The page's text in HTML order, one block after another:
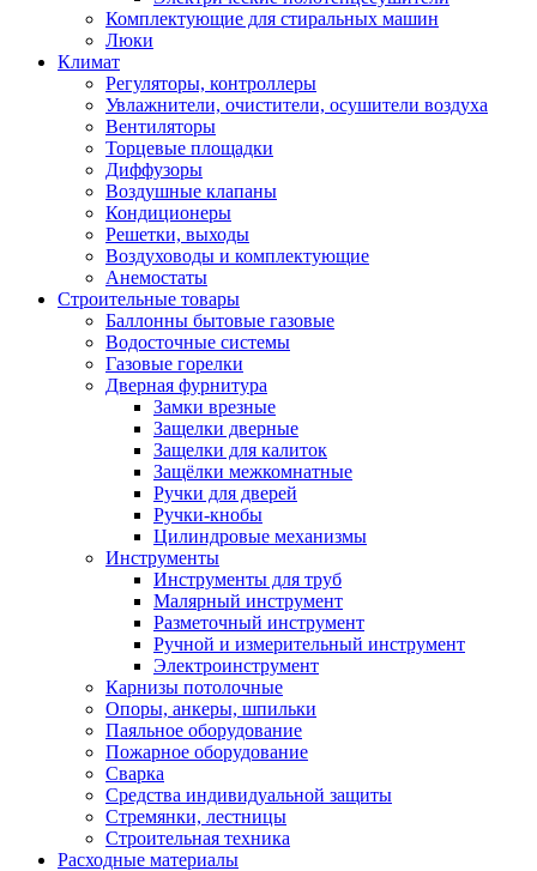
Комплектующие для стиральных машин
Люки
Климат
Регуляторы, контроллеры
Увлажнители, очистители, осушители воздуха
Вентиляторы
Торцевые площадки
Диффузоры
Воздушные клапаны
Кондиционеры
Решетки, выходы
Воздуховоды и комплектующие
Анемостаты
Строительные товары
Баллонны бытовые газовые
Водосточные системы
Газовые горелки
Дверная фурнитура
Замки врезные
Защелки дверные
Защелки для калиток
Защёлки межкомнатные
Ручки для дверей
Ручки-кнобы
Цилиндровые механизмы
Инструменты
Инструменты для труб
Малярный инструмент
Разметочный инструмент
Ручной и измерительный инструмент
Электроинструмент
Карнизы потолочные
Опоры, анкеры, шпильки
Паяльное оборудование
Пожарное оборудование
Сварка
Средства индивидуальной защиты
Стремянки, лестницы
Строительная техника
Расходные материалы